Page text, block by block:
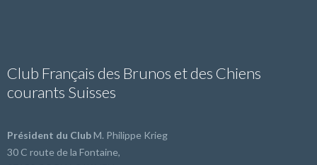
Club Français des Brunos et des Chiens
courants Suisses
Président du ClubM. Philippe Krieg
30 C route de la Fontaine,